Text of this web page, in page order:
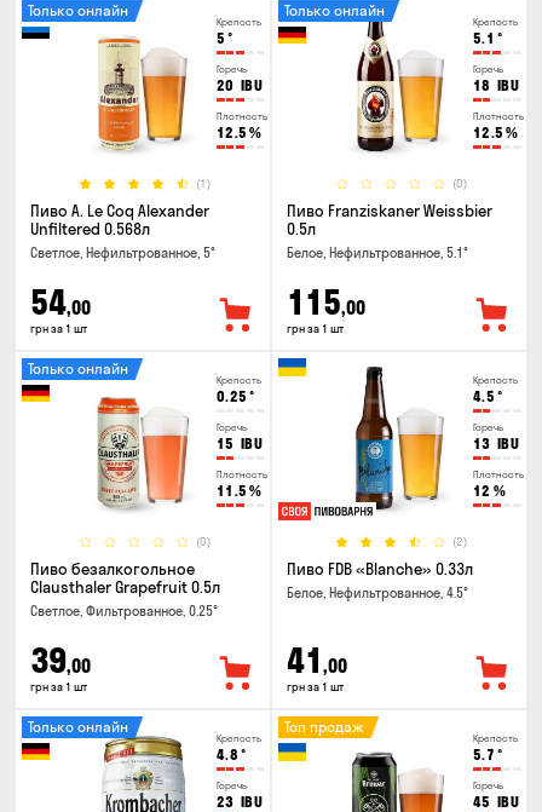
Крепость
5 °
Горечь
20 IBU
Плотность
12.5 %
(1)
Только онлайн
Пиво A. Le Coq Alexander
Unfiltered 0.568л
Светлое, Нефильтрованное, 5°
54,00
грн за 1 шт
Крепость
5.1 °
Горечь
18 IBU
Плотность
12.5 %
(0)
Только онлайн
Пиво Franziskaner Weissbier
0.5л
Белое, Нефильтрованное, 5.1°
115,00
грн за 1 шт
Крепость
0.25 °
Горечь
15 IBU
Плотность
11.5 %
(0)
Только онлайн
Пиво безалкогольное
Clausthaler Grapefruit 0.5л
Светлое, Фильтрованное, 0.25°
39,00
грн за 1 шт
Крепость
4.5 °
Горечь
13 IBU
Плотность
12 %
(2)
Пиво FDB «Blanche» 0.33л
Белое, Нефильтрованное, 4.5°
41 ,00
грн за 1 шт
Крепость
4.8 °
Горечь
23 IBU
Только онлайн
Крепость
5.7 °
Горечь
45 IBU
Топ продаж